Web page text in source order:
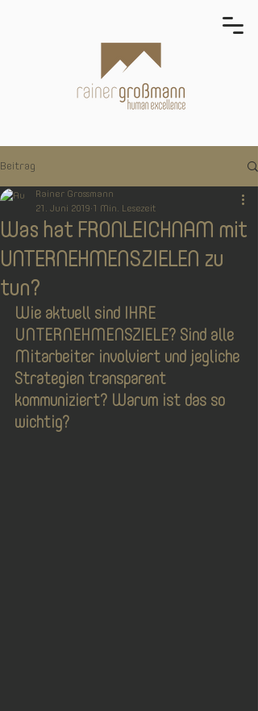
Beitrag
Was hat FRONLEICHNAM mit
UNTERNEHMENSZIELEN zu
tun?
Rainer Grossmann
21. Juni 2019 1 Min. Lesezeit
Wie aktuell sind IHRE
UNTERNEHMENSZIELE? Sind alle
Mitarbeiter involviert und jegliche
Strategien transparent
kommuniziert? Warum ist das so
wichtig?